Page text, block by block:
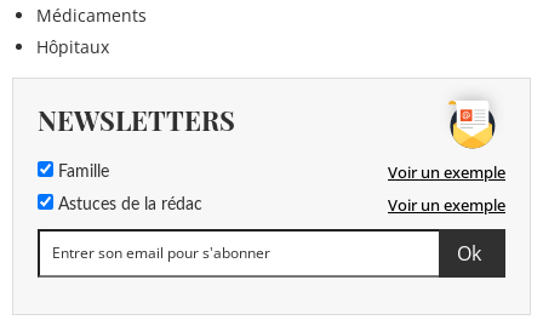
Médicaments
Hôpitaux
NEWSLETTERS
Famille Voir un exemple
Astuces de la rédac Voir un exemple